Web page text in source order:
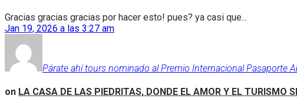
Gracias gracias gracias por hacer esto! pues? ya casi que...
Jan 19, 2026 a las 3:27 am
Párate ahí tours nominado al Premio Internacional Pasaporte
on LA CASA DE LAS PIEDRITAS, DONDE EL AMOR Y EL TURISMO